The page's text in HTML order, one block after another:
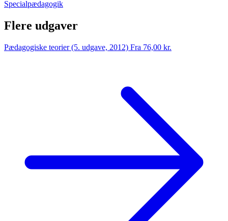
Specialpædagogik
Flere udgaver
Pædagogiske teorier (5. udgave, 2012) Fra 76,00 kr.